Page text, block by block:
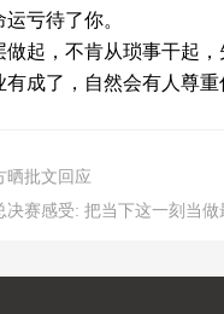
亏待了你。
起，不肯从琐事干起
成了，自然会有人尊
晒批文回应
赛感受: 把当下这一刻当做